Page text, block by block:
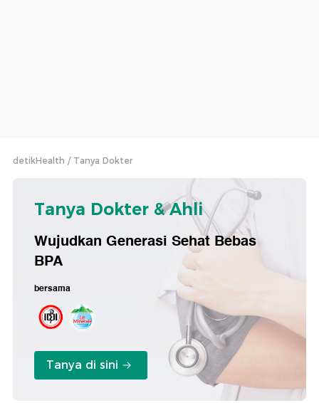
detikHealth Tanya Dokter
Tanya Dokter & Ahli
Wujudkan Generasi Sehat Bebas
BPA
bersama
Tanya di sini